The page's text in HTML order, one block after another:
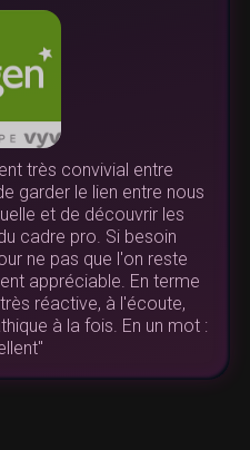
très convivial entre
garder le lien entre nous
et de découvrir les
cadre pro. Si besoin
ne pas que l'on reste
appréciable. En terme
réactive, à l'écoute,
à la fois. En un mot :